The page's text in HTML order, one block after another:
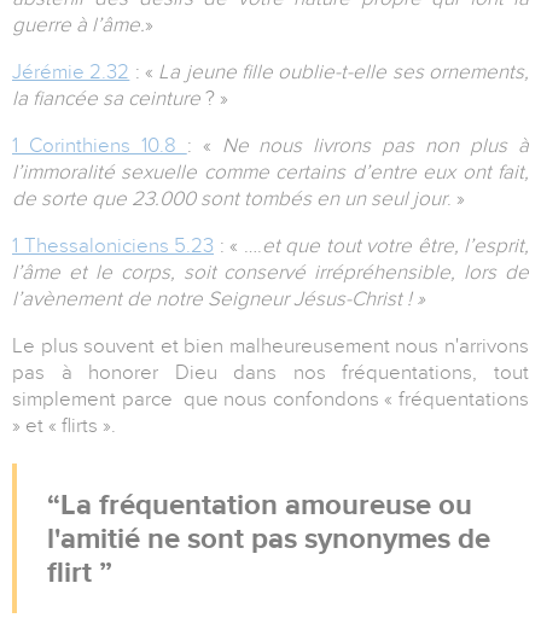
guerre à l’âme.»
Jérémie 2.32 : « La jeune fille oublie-t-elle ses ornements,
la fiancée sa ceinture ? »
1 Corinthiens 10.8 : « Ne nous livrons pas non plus à
l’immoralité sexuelle comme certains d’entre eux ont fait,
de sorte que 23.000 sont tombés en un seul jour. »
1 Thessaloniciens 5.23 : « ….et que tout votre être, l’esprit,
l’âme et le corps, soit conservé irrépréhensible, lors de
l’avènement de notre Seigneur Jésus-Christ ! »
Le plus souvent et bien malheureusement nous n'arrivons
pas à honorer Dieu dans nos fréquentations, tout
simplement parce que nous confondons « fréquentations
» et « flirts ».
La fréquentation amoureuse ou
l'amitié ne sont pas synonymes de
flirt